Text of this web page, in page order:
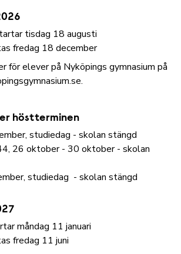
tisdag 18 augusti
fredag 18 december
för elever på Nyköpings gymnasium på
höstterminen
studiedag - skolan stängd
26 oktober - 30 oktober - skolan
studiedag - skolan stängd
måndag 11 januari
fredag 11 juni